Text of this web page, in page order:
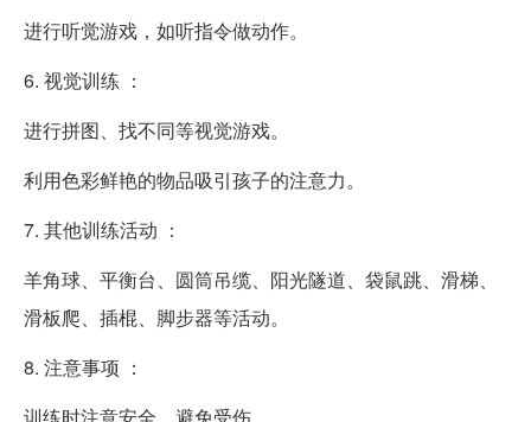
进行听觉游戏，如听指令做动作。
6. 视觉训练 ：
进行拼图、找不同等视觉游戏。
利用色彩鲜艳的物品吸引孩子的注意力。
7. 其他训练活动 ：
羊角球、平衡台、圆筒吊缆、阳光隧道、袋鼠跳、滑梯、
滑板爬、插棍、脚步器等活动。
8. 注意事项 ：